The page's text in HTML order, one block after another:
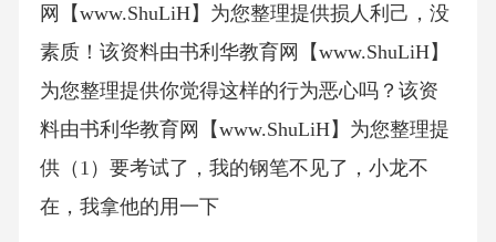
网【www.ShuLiH】为您整理提供损人利己，没
素质！该资料由书利华教育网【www.ShuLiH】
为您整理提供你觉得这样的行为恶心吗？该资
料由书利华教育网【www.ShuLiH】为您整理提
供（1）要考试了，我的钢笔不见了，小龙不
在，我拿他的用一下